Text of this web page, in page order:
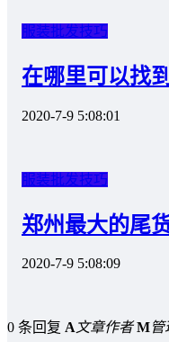
服装批发技巧
在哪里可以找
2020-7-9 5:08:01
服装批发技巧
郑州最大的尾
2020-7-9 5:08:09
0 条回复 A文章作者 M管